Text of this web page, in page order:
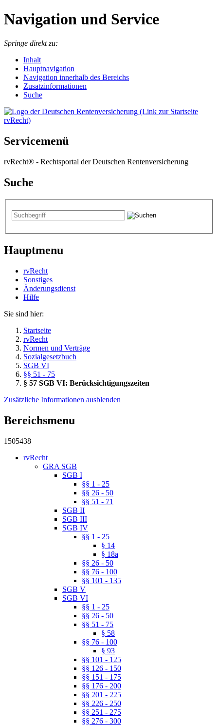
Navigation und Service
Springe direkt zu:
Inhalt
Hauptnavigation
Navigation innerhalb des Bereichs
Zusatzinformationen
Suche
Servicemenü
rvRecht® - Rechtsportal der Deutschen Rentenversicherung
Suche
Hauptmenu
rvRecht
Sonstiges
Änderungsdienst
Hil­fe
Sie sind hier:
Startseite
rvRecht
Normen und Verträge
Sozialgesetzbuch
SGB VI
§§ 51 - 75
§ 57 SGB VI: Berücksichtigungszeiten
Zusätzliche Informationen ausblenden
Bereichsmenu
1505438
rvRecht
GRA SGB
SGB I
§§ 1 - 25
§§ 26 - 50
§§ 51 - 71
SGB II
SGB III
SGB IV
§§ 1 - 25
§ 14
§ 18a
§§ 26 - 50
§§ 76 - 100
§§ 101 - 135
SGB V
SGB VI
§§ 1 - 25
§§ 26 - 50
§§ 51 - 75
§ 58
§§ 76 - 100
§ 93
§§ 101 - 125
§§ 126 - 150
§§ 151 - 175
§§ 176 - 200
§§ 201 - 225
§§ 226 - 250
§§ 251 - 275
§§ 276 - 300